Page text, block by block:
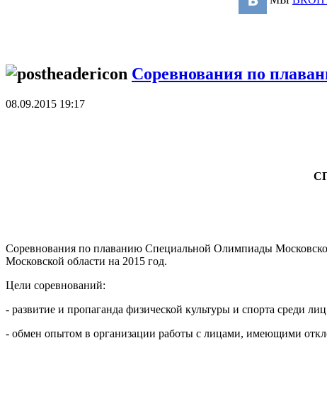
Соревнования по
08.09.2015 19:17
Соревнования по плаванию Специальной Олимпиады
Московской области на 2015 год.
Цели соревнований:
- развитие и пропаганда физической культуры и спорта среди
- обмен опытом в организации работы с лицами, имеющими